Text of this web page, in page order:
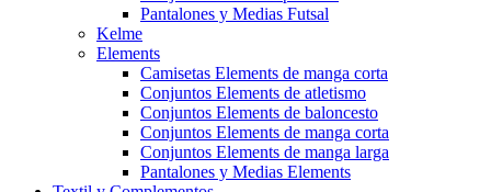
Pantalones y Medias Futsal
Kelme
Elements
Camisetas Elements de manga corta
Conjuntos Elements de atletismo
Conjuntos Elements de baloncesto
Conjuntos Elements de manga corta
Conjuntos Elements de manga larga
Pantalones y Medias Elements